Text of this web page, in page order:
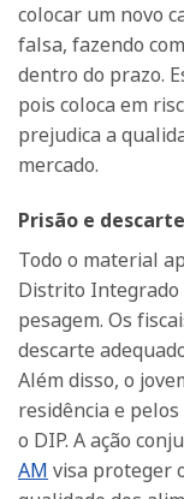
colocar um novo
falsa, fazendo
dentro do prazo.
pois coloca em
prejudica a
mercado.
Prisão e
Todo o material
Distrito Integrado
pesagem. Os
descarte
Além disso, o
residência e
o DIP. A ação
AM visa proteger